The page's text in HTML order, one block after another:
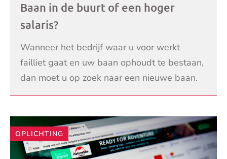
Baan in de buurt of een hoger
salaris?
Wanneer het bedrijf waar u voor werkt
failliet gaat en uw baan ophoudt te bestaan,
dan moet u op zoek naar een nieuwe baan.
Maar wat is bij het vinden van nieuw werk
LEES VERDER
OPLICHTING